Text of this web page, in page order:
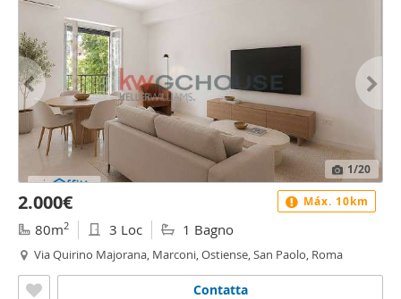
1/20
2.000€
80m2 3 Loc 1 Bagno
Via Quirino Majorana, Marconi, Ostiense, San Paolo, Roma
Contatta
Máx. 10km